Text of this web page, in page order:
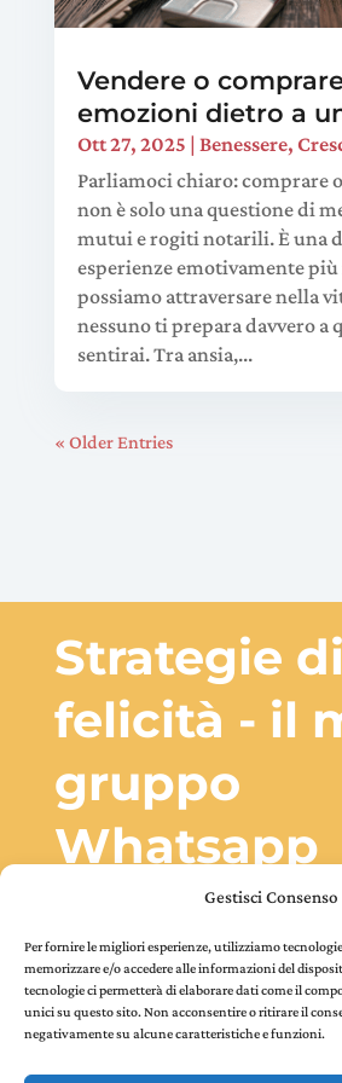
Gestisci Consenso
Per fornire le migliori esperienze, utilizziamo
memorizzare e/o accedere alle informazioni del
tecnologie ci permetterà di elaborare dati come il
unici su questo sito. Non acconsentire o ritirare il
negativamente su alcune caratteristiche e funzioni.
Vendere o
emozioni dietro a
Ott 27, 2025 | Benessere,
Parliamoci chiaro: comprare
non è solo una questione di
mutui e rogiti notarili. È una
esperienze emotivamente più
possiamo attraversare nella
nessuno ti prepara davvero a
sentirai. Tra ansia,...
« Older Entries
Strategie di
felicità - il
gruppo
Whatsapp
Ricevi settimanalmente esercizi,
faranno sentire leggera, rilassata e
inoltre, è un filo diretto con me!!
ISCRIVITI QUI!